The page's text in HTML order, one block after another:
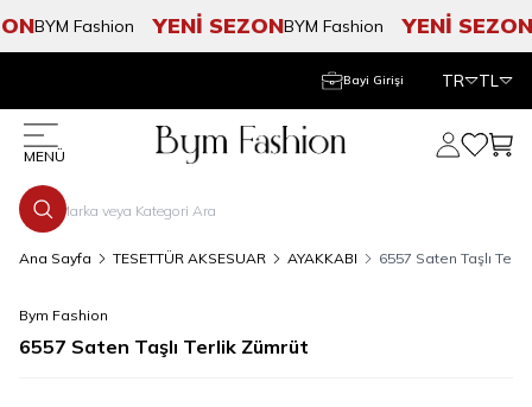
BYM Fashion YENİ SEZONBYM Fashion YENİ SEZON
Bayi Girişi TR TL
MENÜ
Hesabım
Ana Sayfa TESETTÜR AKSESUAR AYAKKABI 6557 Saten Taşlı
Bym Fashion
6557 Saten Taşlı Terlik Zümrüt